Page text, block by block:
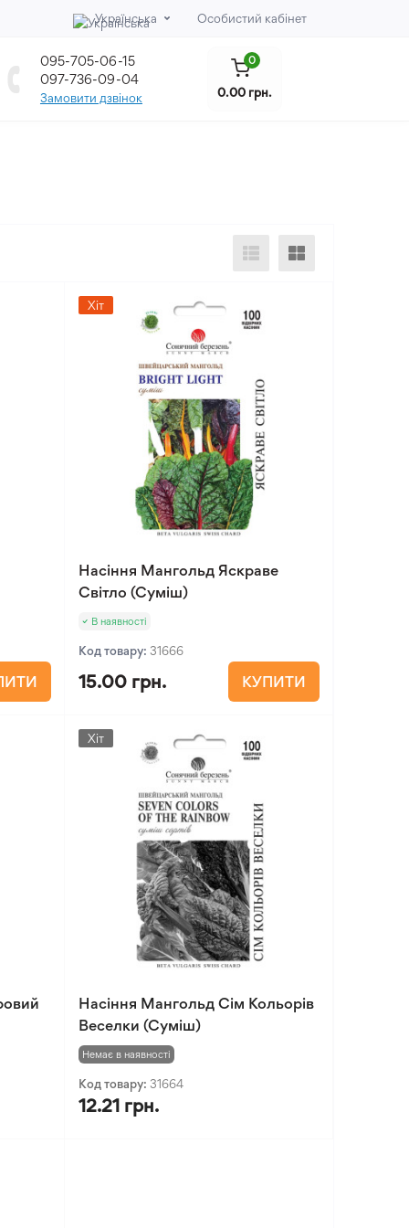
Українська Особистий кабінет
095-705-06-15
097-736-09-04
Замовити дзвінок
0
0.00 грн.
Хіт
Насіння Мангольд Яскраве
Світло (Суміш)
В наявності
Код товару: 31666
15.00 грн. КУПИТИ
Хіт
Насіння Мангольд Сім Кольорів
Веселки (Суміш)
Немає в наявності
Код товару: 31664
12.21 грн.